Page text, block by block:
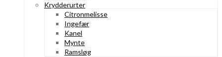
Krydderurter
Citronmelisse
Ingefær
Kanel
Mynte
Ramsløg